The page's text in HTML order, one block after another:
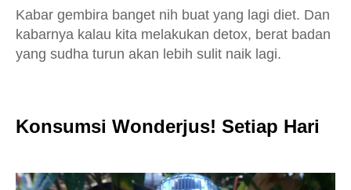
Kabar gembira banget nih buat yang lagi diet. Dan
kabarnya kalau kita melakukan detox, berat badan
yang sudha turun akan lebih sulit naik lagi.
Konsumsi Wonderjus! Setiap Hari